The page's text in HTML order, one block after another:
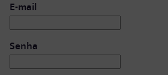
Login: usuário e senha
E-mail
Senha